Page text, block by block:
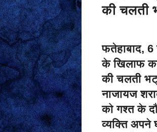
की चलती
फतेहाबाद,
के खिलाफ
की चलती
नाजायज
को गश्त के
व्यक्ति अपने